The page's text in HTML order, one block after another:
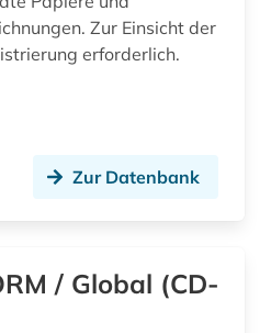
(2)
Zur Einsicht der
erforderlich.
Zur Datenbank
/ Global (CD-